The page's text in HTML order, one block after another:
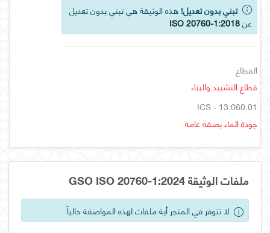
تبني بدون تعديل! هذه الوثيقة هي تبني بدون تعديل
عنISO 20760-1:2018
القطاع
قطاع التشييد والبناء
ICS - 13.060.01
جودة الماء بصفة عامة
ملفات الوثيقة GSO ISO 20760-1:2024
لا تتوفر في المتجر أية ملفات لهذه المواصفة حالياً